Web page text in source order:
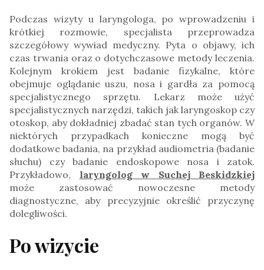
Podczas wizyty u laryngologa, po wprowadzeniu i
krótkiej rozmowie, specjalista przeprowadza
szczegółowy wywiad medyczny. Pyta o objawy, ich
czas trwania oraz o dotychczasowe metody leczenia.
Kolejnym krokiem jest badanie fizykalne, które
obejmuje oglądanie uszu, nosa i gardła za pomocą
specjalistycznego sprzętu. Lekarz może użyć
specjalistycznych narzędzi, takich jak laryngoskop czy
otoskop, aby dokładniej zbadać stan tych organów. W
niektórych przypadkach konieczne mogą być
dodatkowe badania, na przykład audiometria (badanie
słuchu) czy badanie endoskopowe nosa i zatok.
Przykładowo, laryngolog w Suchej Beskidzkiej
może zastosować nowoczesne metody
diagnostyczne, aby precyzyjnie określić przyczynę
dolegliwości.
Po wizycie